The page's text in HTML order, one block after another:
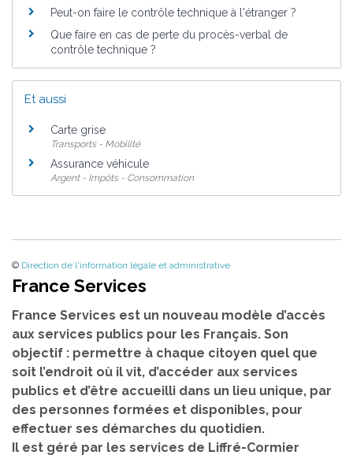
Peut-on faire le contrôle technique à l'étranger ?
Que faire en cas de perte du procès-verbal de
contrôle technique ?
Et aussi
Carte grise
Transports - Mobilité
Assurance véhicule
Argent - Impôts - Consommation
© Direction de l'information légale et administrative
France Services
France Services est un nouveau modèle d’accès
aux services publics pour les Français. Son
objectif : permettre à chaque citoyen quel que
soit l’endroit où il vit, d’accéder aux services
publics et d’être accueilli dans un lieu unique, par
des personnes formées et disponibles, pour
effectuer ses démarches du quotidien.
Il est géré par les services de Liffré-Cormier